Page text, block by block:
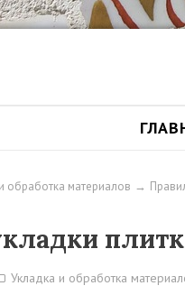
обработка материалов
Укладка и обработка